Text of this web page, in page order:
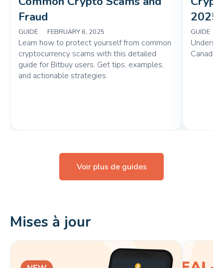
Fraud
GUIDE FEBRUARY 6, 2025
Learn how to protect yourself from common
cryptocurrency scams with this detailed
guide for Bitbuy users. Get tips, examples,
and actionable strategies.
2025
GUIDE
Canada:
Voir plus de guides
Mises à jour